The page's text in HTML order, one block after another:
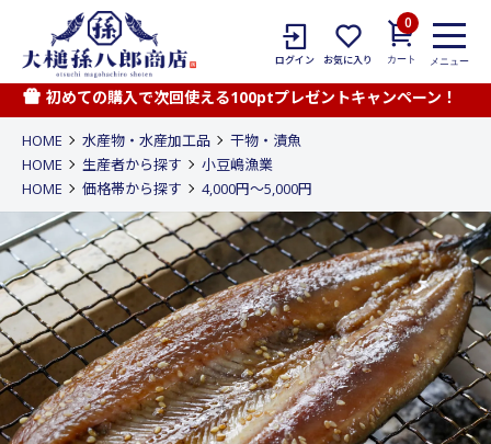
ログイン お気に入り
0
カート メニュー
初めての購入で次回使える100ptプレゼントキャンペーン！
HOME 水産物・水産加工品
干物・漬魚
HOME
生産者から探す
小豆嶋漁業
HOME
価格帯から探す 4,000円〜5,000円